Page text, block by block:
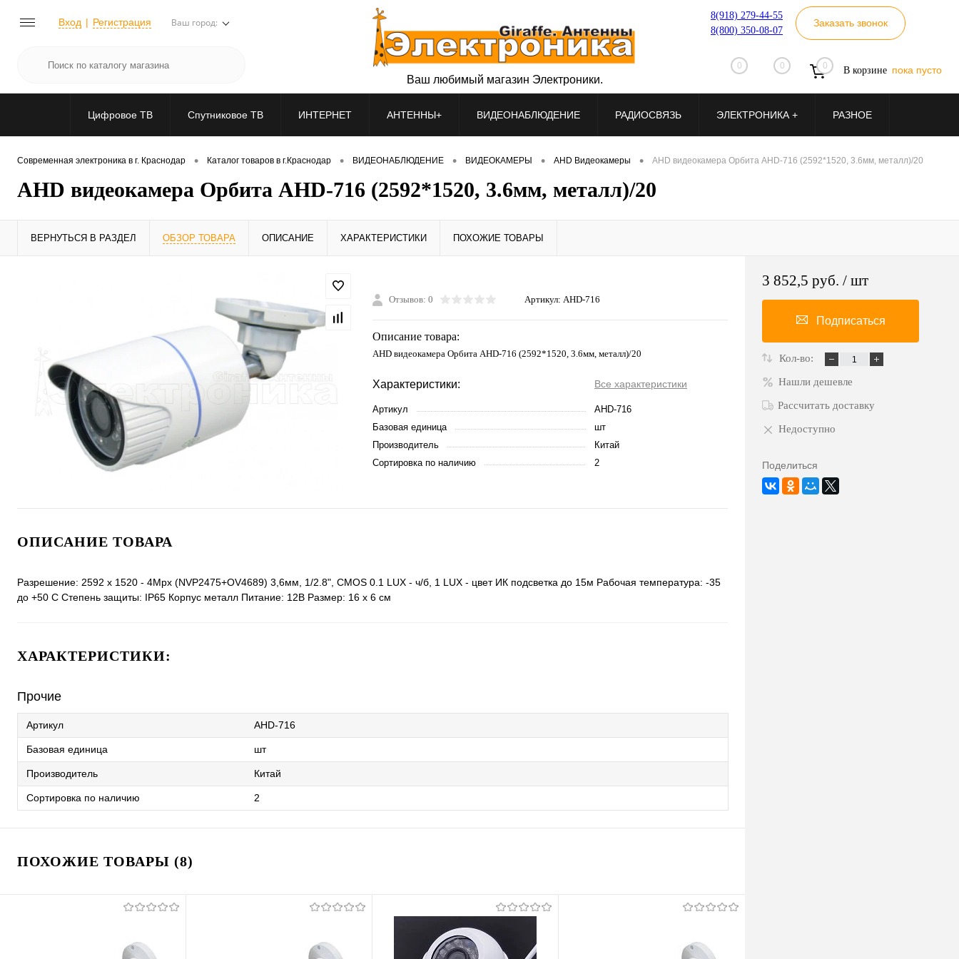
Вход Регистрация Ваш город:
8(918) 279-44-55
8(800) 350-08-07
Заказать звонок
0 0 0 В корзине пока пусто
Ваш любимый магазин Электроники.
Цифровое ТВ Спутниковое ТВ ИНТЕРНЕТ АНТЕННЫ+ ВИДЕОНАБЛЮДЕНИЕ РАДИОСВЯЗЬ ЭЛЕКТРОНИКА + РАЗНОЕ
Современная электроника в г. Краснодар • Каталог товаров в г.Краснодар • ВИДЕОНАБЛЮДЕНИЕ • ВИДЕОКАМЕРЫ • AHD Видеокамеры • AHD видеокамера Орбита AHD-716 (2592*1520, 3.6мм, металл)/20
AHD видеокамера Орбита AHD-716 (2592*1520, 3.6мм, металл)/20
ВЕРНУТЬСЯ В РАЗДЕЛ ОБЗОР ТОВАРА ОПИСАНИЕ ХАРАКТЕРИСТИКИ ПОХОЖИЕ ТОВАРЫ
Отзывов: 0 Артикул: AHD-716
Описание товара:
AHD видеокамера Орбита AHD-716 (2592*1520, 3.6мм, металл)/20
Характеристики: Все характеристики
Артикул
AHD-716
Базовая единица
шт
Производитель
Китай
Сортировка по наличию
2
ОПИСАНИЕ ТОВАРА
Разрешение: 2592 х 1520 - 4Мрх (NVP2475+OV4689) 3,6мм, 1/2.8", CMOS 0.1 LUX - ч/б, 1 LUX - цвет ИК подсветка до 15м Рабочая температура: -35
до +50 С Степень защиты: IP65 Корпус металл Питание: 12В Размер: 16 х 6 см
ХАРАКТЕРИСТИКИ:
Прочие
Артикул AHD-716
Базовая единица шт
Производитель Китай
Сортировка по наличию 2
ПОХОЖИЕ ТОВАРЫ (8)
3 852,5 руб. / шт
Подписаться
Кол-во:
Нашли дешевле
Рассчитать доставку
Недоступно
Поделиться